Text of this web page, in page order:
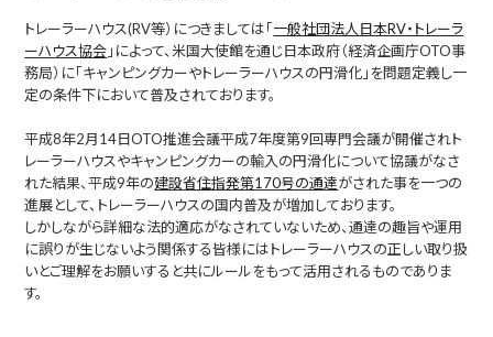
トレーラーハウス(RV等）につきましては「一般社団法人日本RV・トレーラ
ーハウス協会 」によって、米国大使館を通じ日本政府（経済企画庁OTO事
務局）に「キャンピングカーやトレーラーハウスの円滑化」を問題定義し一
定の条件下において普及されております。
平成8年2月14日OTO推進会議平成7年度第9回専門会議が開催されト
レーラーハウスやキャンピングカーの輸入の円滑化について協議がなさ
れた結果、平成9年の建設省住指発第170号の通達がされた事を一つの
進展として、トレーラーハウスの国内普及が増加しております。
しかしながら詳細な法的適応がなされていないため、通達の趣旨や運用
に誤りが生じないよう関係する皆様にはトレーラーハウスの正しい取り扱
いとご理解をお願いすると共にルールをもって活用されるものでありま
す。